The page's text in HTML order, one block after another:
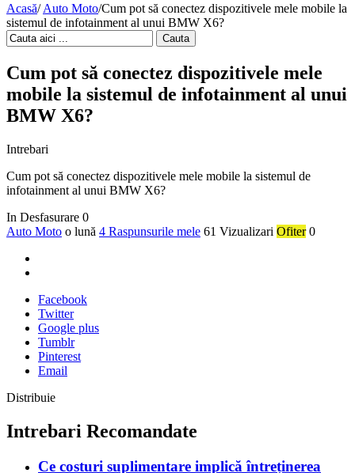
Acasă/ Auto Moto/Cum pot să conectez dispozitivele mele mobile la
sistemul de infotainment al unui BMW X6?
Cauta
Cum pot să conectez dispozitivele mele
mobile la sistemul de infotainment al unui
BMW X6?
Intrebari
Cum pot să conectez dispozitivele mele mobile la sistemul de
infotainment al unui BMW X6?
In Desfasurare 0
Auto Moto o lună 4 Raspunsurile mele 61 Vizualizari Ofiter 0
Facebook
Twitter
Google plus
Tumblr
Pinterest
Email
Distribuie
Intrebari Recomandate
Ce costuri suplimentare implică întreținerea